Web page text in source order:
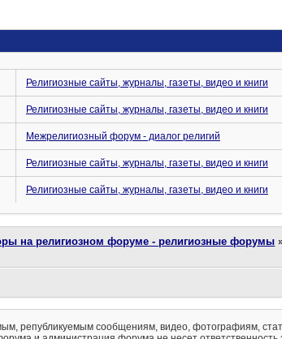
Религиозные сайты, журналы, газеты, видео и книги
Религиозные сайты, журналы, газеты, видео и книги
Межрелигиозный форум - диалог религий
Религиозные сайты, журналы, газеты, видео и книги
Религиозные сайты, журналы, газеты, видео и книги
на религиозном форуме - религиозные форумы
републикуемым сообщениям, видео, фотографиям,